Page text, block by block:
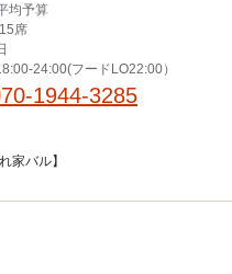
均予算
15席
24:00(フードLO22:00）
1944-3285
家バル】